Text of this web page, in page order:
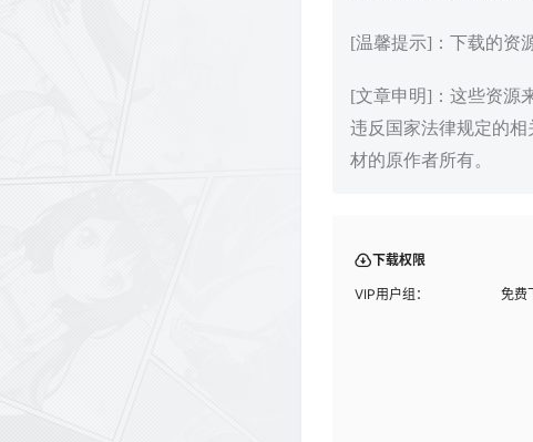
[温馨提示]：下载的资
[文章申明]：这些资源
违反国家法律规定的
材的原作者所有。
下载权限
VIP用户组： 免费